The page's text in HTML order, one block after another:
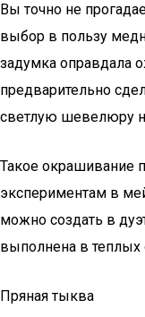
Вы точно не
выбор в пользу
задумка оправдала
предварительно
светлую шевелюру
Такое окрашивание
экспериментам в
можно создать в
выполнена в теплых
Пряная тыква